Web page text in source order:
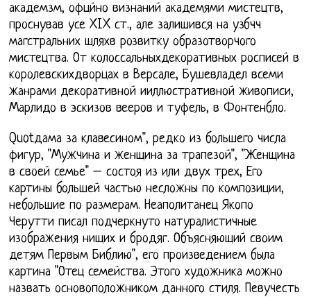
академзм, офцйно визнаний академями мистецтв,
проснував усе XIX ст., але залишився на узбчч
магстральних шляхв розвитку образотворчого
мистецтва. От колоссальныхдекоративных росписей в
королевскихдворцах в Версале, Бушевладел всеми
жанрами декоративной ииллюстративной живописи,
Марлидо в эскизов вееров и туфель, в Фонтенбло.
Quotдама за клавесином", редко из большего числа
фигур, "Мужчина и женщина за трапезой", "Женщина
в своей семье" – состоя из или двух трех, Его
картины большей частью несложны по композиции,
небольшие по размерам. Неаполитанец Якопо
Черутти писал подчеркнуто натуралистичные
изображения нищих и бродяг. Объясняющий своим
детям Первым Библию", его произведением была
картина "Отец семейства. Этого художника можно
назвать основоположником данного стиля. Певучесть